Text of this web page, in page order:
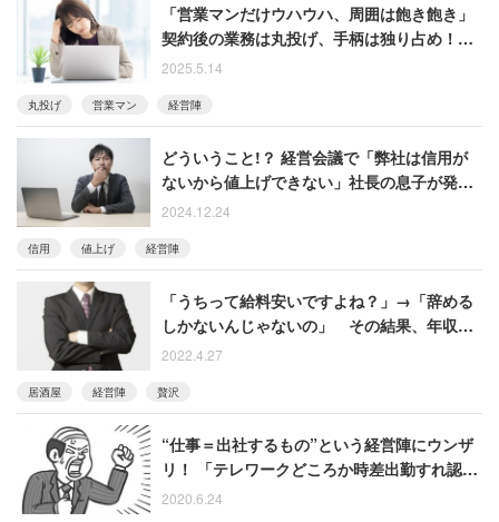
「営業マンだけウハウハ、周囲は飽き飽き」
契約後の業務は丸投げ、手柄は独り占め！
困った同僚に怒る女性
2025.5.14
丸投げ 営業マン 経営陣
どういうこと!？ 経営会議で「弊社は信用が
ないから値上げできない」社長の息子が発
言 役員に衝撃走る
2024.12.24
信用 値上げ 経営陣
「うちって給料安いですよね？」→「辞める
しかないんじゃないの」 その結果、年収が2
倍になった男性
2022.4.27
居酒屋 経営陣 贅沢
“仕事＝出社するもの”という経営陣にウンザ
リ！ 「テレワークどころか時差出勤すれ認め
られない」
2020.6.24